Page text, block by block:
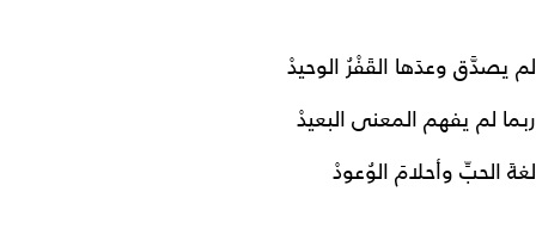
لم يصدَّق وعدَها القَفْرُ الوحيدْ
ربما لم يفهم المعنى البعيدْ
لغةَ الحبِّ وأحلامَ الوُعودْ